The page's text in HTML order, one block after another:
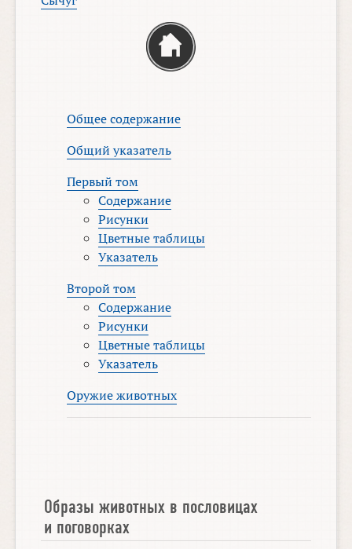
Общее содержание
Общий указатель
Первый том
Содержание
Рисунки
Цветные таблицы
Указатель
Второй том
Содержание
Рисунки
Цветные таблицы
Указатель
Оружие животных
Образы животных в пословицах
и поговорках